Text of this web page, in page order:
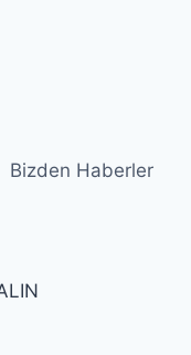
Bizden Haberler